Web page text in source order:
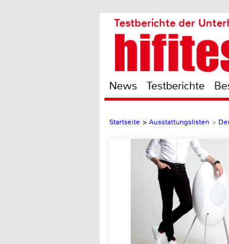
Testberichte der
News Testberichte
Startseite > Ausstattungslisten >